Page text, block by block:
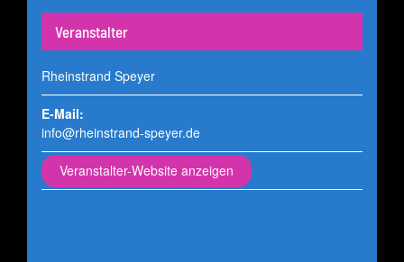
Veranstalter
Rheinstrand Speyer
E-Mail:
info@rheinstrand-speyer.de
Veranstalter-Website anzeigen